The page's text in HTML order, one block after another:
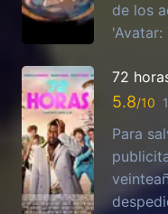
de los
'Avatar:
72
5.8
Para